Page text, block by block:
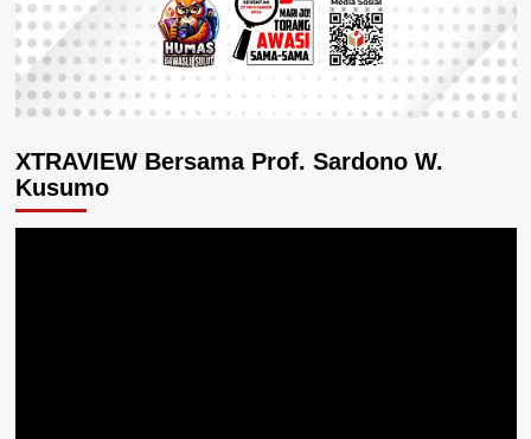
XTRAVIEW Bersama Prof. Sardono W.
Kusumo